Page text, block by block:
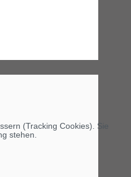
(Tracking Cookies). Sie
stehen.